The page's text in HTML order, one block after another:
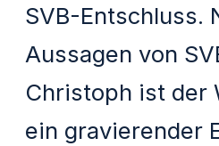
SVB-Entschluss.
Aussagen von
Christoph ist der
ein gravierender